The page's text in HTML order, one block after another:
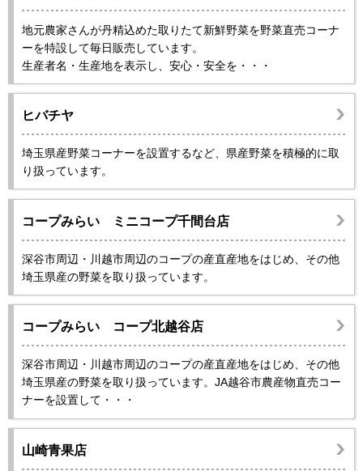
地元農家さんが丹精込めた取りたて新鮮野菜を野菜直売コーナ
ーを特設して毎日販売しています。
生産者名・生産地を表示し、安心・安全を・・・
ヒバチヤ
埼玉県産野菜コーナーを設置するなど、県産野菜を積極的に取
り扱っています。
コープみらい ミニコープ千間台店
深谷市周辺・川越市周辺のコープの産直産地をはじめ、その他
埼玉県産の野菜を取り扱っています。
コープみらい コープ北越谷店
深谷市周辺・川越市周辺のコープの産直産地をはじめ、その他
埼玉県産の野菜を取り扱っています。JA越谷市農産物直売コー
ナーを設置して・・・
山崎青果店